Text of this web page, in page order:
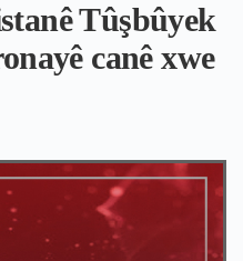
Tûşbûyek
canê xwe